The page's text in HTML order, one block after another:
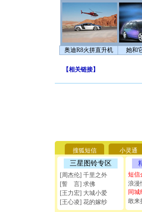
奥迪R8火拼直升机 她和
【相关链接】
搜狐短信 小灵通
三星图铃专区
[周杰伦] 千里之外
[誓 言] 求佛
[王力宏] 大城小爱
[王心凌] 花的嫁纱
短信
浪漫
同城
敢来